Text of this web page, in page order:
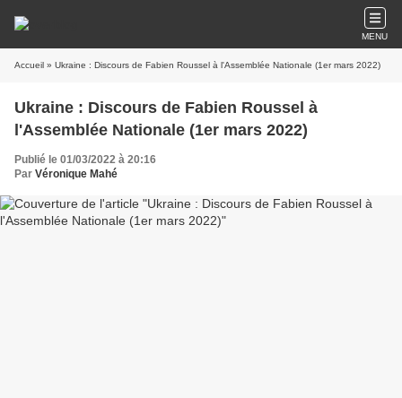
MENU
Accueil » Ukraine : Discours de Fabien Roussel à l'Assemblée Nationale (1er mars 2022)
Ukraine : Discours de Fabien Roussel à
l'Assemblée Nationale (1er mars 2022)
Publié le 01/03/2022 à 20:16
Par Véronique Mahé